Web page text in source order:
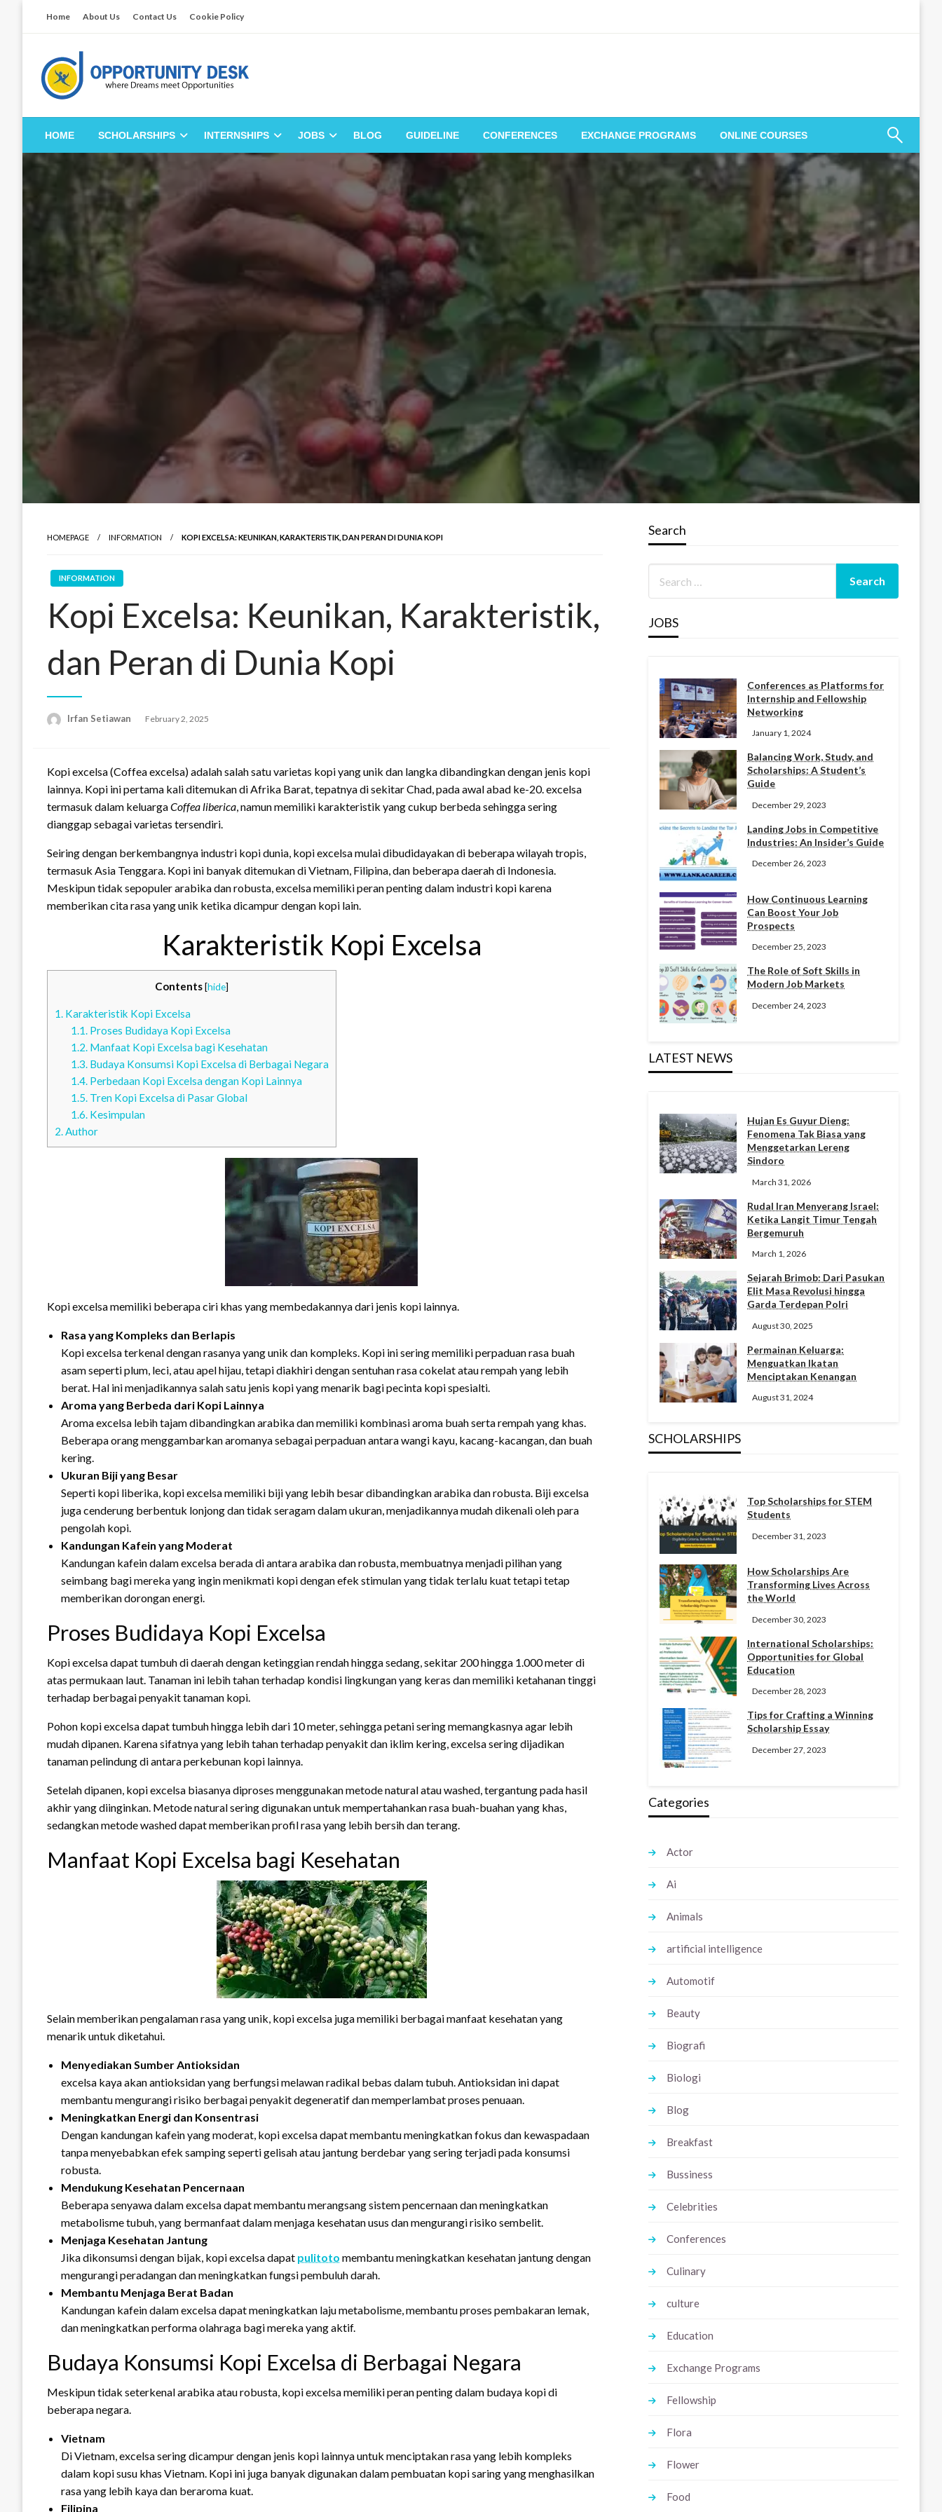
Home About Us Contact Us Cookie Policy
Opportunity Desk
Empowering Your Path to Opportunities
HOME SCHOLARSHIPS INTERNSHIPS JOBS BLOG GUIDELINE CONFERENCES EXCHANGE PROGRAMS ONLINE COURSES
HOMEPAGE INFORMATION KOPI EXCELSA: KEUNIKAN, KARAKTERISTIK, DAN PERAN DI DUNIA KOPI
INFORMATION
Kopi Excelsa: Keunikan, Karakteristik,
dan Peran di Dunia Kopi
Irfan Setiawan
Posted
February 2, 2025
Kopi excelsa (Coffea excelsa) adalah salah satu varietas kopi yang unik dan langka dibandingkan dengan jenis kopi
lainnya. Kopi ini pertama kali ditemukan di Afrika Barat, tepatnya di sekitar Chad, pada awal abad ke-20. excelsa
termasuk dalam keluargaCoffea liberica, namun memiliki karakteristik yang cukup berbeda sehingga sering
dianggap sebagai varietas tersendiri.
Seiring dengan berkembangnya industri kopi dunia, kopi excelsa mulai dibudidayakan di beberapa wilayah tropis,
termasuk Asia Tenggara. Kopi ini banyak ditemukan di Vietnam, Filipina, dan beberapa daerah di Indonesia.
Meskipun tidak sepopuler arabika dan robusta, excelsa memiliki peran penting dalam industri kopi karena
memberikan cita rasa yang unik ketika dicampur dengan kopi lain.
Karakteristik Kopi Excelsa
Contents[hide]
1. Karakteristik Kopi Excelsa
1.1.Proses Budidaya Kopi Excelsa
1.2.Manfaat Kopi Excelsa bagi Kesehatan
1.3.Budaya Konsumsi Kopi Excelsa di Berbagai Negara
1.4.Perbedaan Kopi Excelsa dengan Kopi Lainnya
1.5.Tren Kopi Excelsa di Pasar Global
1.6.Kesimpulan
2.Author
Kopi excelsa memiliki beberapa ciri khas yang membedakannya dari jenis kopi lainnya.
Rasa yang Kompleks dan Berlapis
Kopi excelsa terkenal dengan rasanya yang unik dan kompleks. Kopi ini sering memiliki perpaduan rasa buah
asam seperti plum, leci, atau apel hijau, tetapi diakhiri dengan sentuhan rasa cokelat atau rempah yang lebih
berat. Hal ini menjadikannya salah satu jenis kopi yang menarik bagi pecinta kopi spesialti.
Aroma yang Berbeda dari Kopi Lainnya
Aroma excelsa lebih tajam dibandingkan arabika dan memiliki kombinasi aroma buah serta rempah yang khas.
Beberapa orang menggambarkan aromanya sebagai perpaduan antara wangi kayu, kacang-kacangan, dan buah
kering.
Ukuran Biji yang Besar
Seperti kopi liberika, kopi excelsa memiliki biji yang lebih besar dibandingkan arabika dan robusta. Biji excelsa
juga cenderung berbentuk lonjong dan tidak seragam dalam ukuran, menjadikannya mudah dikenali oleh para
pengolah kopi.
Kandungan Kafein yang Moderat
Kandungan kafein dalam excelsa berada di antara arabika dan robusta, membuatnya menjadi pilihan yang
seimbang bagi mereka yang ingin menikmati kopi dengan efek stimulan yang tidak terlalu kuat tetapi tetap
memberikan dorongan energi.
Proses Budidaya Kopi Excelsa
Kopi excelsa dapat tumbuh di daerah dengan ketinggian rendah hingga sedang, sekitar 200 hingga 1.000 meter di
atas permukaan laut. Tanaman ini lebih tahan terhadap kondisi lingkungan yang keras dan memiliki ketahanan tinggi
terhadap berbagai penyakit tanaman kopi.
Pohon kopi excelsa dapat tumbuh hingga lebih dari 10 meter, sehingga petani sering memangkasnya agar lebih
mudah dipanen. Karena sifatnya yang lebih tahan terhadap penyakit dan iklim kering, excelsa sering dijadikan
tanaman pelindung di antara perkebunan kopi lainnya.
Setelah dipanen, kopi excelsa biasanya diproses menggunakan metode natural atau washed, tergantung pada hasil
akhir yang diinginkan. Metode natural sering digunakan untuk mempertahankan rasa buah-buahan yang khas,
sedangkan metode washed dapat memberikan profil rasa yang lebih bersih dan terang.
Manfaat Kopi Excelsa bagi Kesehatan
Selain memberikan pengalaman rasa yang unik, kopi excelsa juga memiliki berbagai manfaat kesehatan yang
menarik untuk diketahui.
Menyediakan Sumber Antioksidan
excelsa kaya akan antioksidan yang berfungsi melawan radikal bebas dalam tubuh. Antioksidan ini dapat
membantu mengurangi risiko berbagai penyakit degeneratif dan memperlambat proses penuaan.
Meningkatkan Energi dan Konsentrasi
Dengan kandungan kafein yang moderat, kopi excelsa dapat membantu meningkatkan fokus dan kewaspadaan
tanpa menyebabkan efek samping seperti gelisah atau jantung berdebar yang sering terjadi pada konsumsi
robusta.
Mendukung Kesehatan Pencernaan
Beberapa senyawa dalam excelsa dapat membantu merangsang sistem pencernaan dan meningkatkan
metabolisme tubuh, yang bermanfaat dalam menjaga kesehatan usus dan mengurangi risiko sembelit.
Menjaga Kesehatan Jantung
Jika dikonsumsi dengan bijak, kopi excelsa dapat pulitoto membantu meningkatkan kesehatan jantung dengan
mengurangi peradangan dan meningkatkan fungsi pembuluh darah.
Membantu Menjaga Berat Badan
Kandungan kafein dalam excelsa dapat meningkatkan laju metabolisme, membantu proses pembakaran lemak,
dan meningkatkan performa olahraga bagi mereka yang aktif.
Budaya Konsumsi Kopi Excelsa di Berbagai Negara
Meskipun tidak seterkenal arabika atau robusta, kopi excelsa memiliki peran penting dalam budaya kopi di
beberapa negara.
Vietnam
Di Vietnam, excelsa sering dicampur dengan jenis kopi lainnya untuk menciptakan rasa yang lebih kompleks
dalam kopi susu khas Vietnam. Kopi ini juga banyak digunakan dalam pembuatan kopi saring yang menghasilkan
rasa yang lebih kaya dan beraroma kuat.
Filipina
Search
JOBS
Conferences as Platforms for
Internship and Fellowship
Networking
January 1, 2024
Balancing Work, Study, and
Scholarships: A Student’s
Guide
December 29, 2023
Landing Jobs in Competitive
Industries: An Insider’s Guide
December 26, 2023
How Continuous Learning
Can Boost Your Job
Prospects
December 25, 2023
The Role of Soft Skills in
Modern Job Markets
December 24, 2023
LATEST NEWS
Hujan Es Guyur Dieng:
Fenomena Tak Biasa yang
Menggetarkan Lereng
Sindoro
March 31, 2026
Rudal Iran Menyerang Israel:
Ketika Langit Timur Tengah
Bergemuruh
March 1, 2026
Sejarah Brimob: Dari Pasukan
Elit Masa Revolusi hingga
Garda Terdepan Polri
August 30, 2025
Permainan Keluarga:
Menguatkan Ikatan
Menciptakan Kenangan
August 31, 2024
SCHOLARSHIPS
Top Scholarships for STEM
Students
December 31, 2023
How Scholarships Are
Transforming Lives Across
the World
December 30, 2023
International Scholarships:
Opportunities for Global
Education
December 28, 2023
Tips for Crafting a Winning
Scholarship Essay
December 27, 2023
Categories
Actor
Ai
Animals
artificial intelligence
Automotif
Beauty
Biografi
Biologi
Blog
Breakfast
Bussiness
Celebrities
Conferences
Culinary
culture
Education
Exchange Programs
Fellowship
Flora
Flower
Food